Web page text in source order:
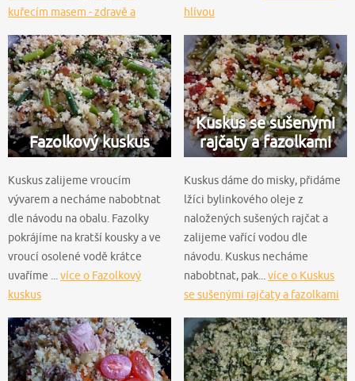
kuřecím masem - zdravě a
hlívou
Fazolkový kuskus
Kuskus zalijeme vroucím
vývarem a necháme nabobtnat
dle návodu na obalu. Fazolky
pokrájíme na kratší kousky a ve
vroucí osolené vodě krátce
uvaříme ...více o Fazolkový
kuskus
Kuskus se sušenými
rajčaty a fazolkami
Kuskus dáme do misky, přidáme
lžíci bylinkového oleje z
naložených sušených rajčat a
zalijeme vařící vodou dle
návodu. Kuskus necháme
nabobtnat, pak...více o Kuskus
se sušenými rajčaty a fazolkami